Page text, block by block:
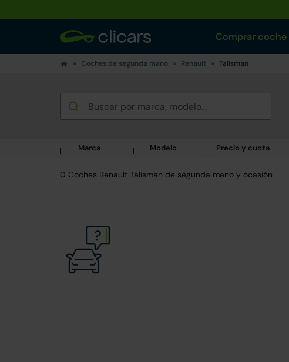
Comprar coche
Coches de segunda mano Renault Talisman
Marca Modelo Precio y cuota
0 Coches Renault Talisman de segunda mano y ocasión